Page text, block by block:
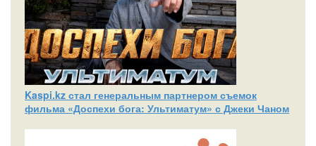
Kaspi.kz стал генеральным партнером съемок
фильма «Доспехи бога: Ультиматум» с Джеки Чаном